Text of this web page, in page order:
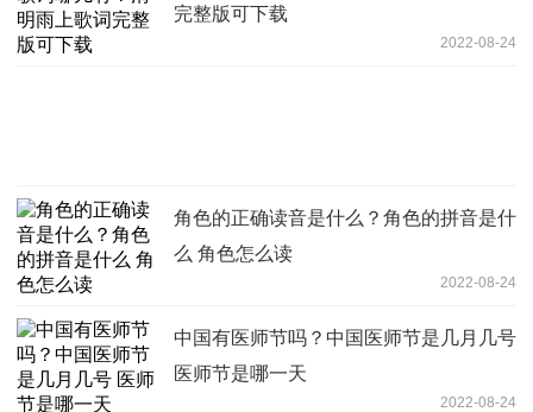
完整版可下载
2022-08-24
角色的正确读音是什么？角色的拼音是什
么 角色怎么读
2022-08-24
中国有医师节吗？中国医师节是几月几号
医师节是哪一天
2022-08-24